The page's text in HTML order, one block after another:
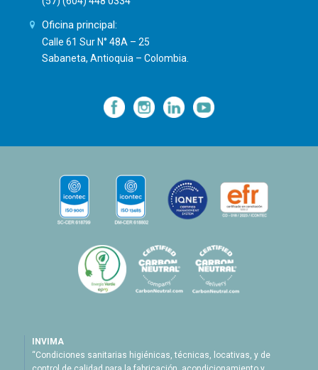
Oficina principal:
Calle 61 Sur N° 48A – 25
Sabaneta, Antioquia – Colombia.
— — —
INVIMA
“Condiciones sanitarias higiénicas, técnicas, locativas, y de